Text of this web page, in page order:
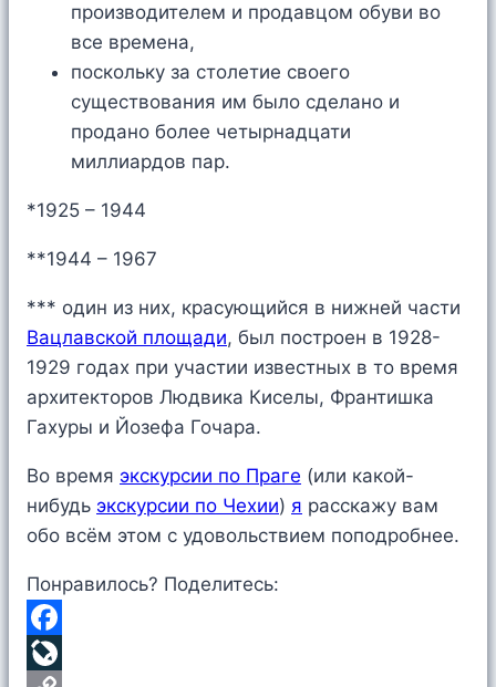
производителем и продавцом обуви во
все времена,
поскольку за столетие своего
существования им было сделано и
продано более четырнадцати
миллиардов пар.
*1925 – 1944
**1944 – 1967
*** один из них, красующийся в нижней части
Вацлавской площади, был построен в 1928-
1929 годах при участии известных в то время
архитекторов Людвика Киселы, Франтишка
Гахуры и Йозефа Гочара.
Во время экскурсии по Праге (или какой-
нибудь экскурсии по Чехии) я расскажу вам
обо всём этом с удовольствием поподробнее.
Понравилось? Поделитесь:
Facebook